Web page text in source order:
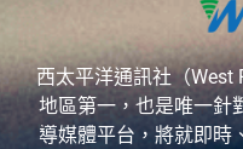
西太平洋通訊社（West
地區第一，也是唯一針
導媒體平台，將就即時